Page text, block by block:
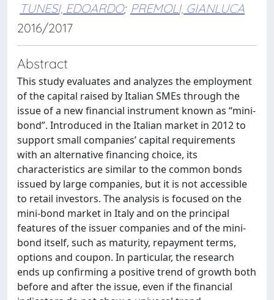
TUNESI, EDOARDO; PREMOLI, GIANLUCA
2016/2017
Abstract
This study evaluates and analyzes the employment
of the capital raised by Italian SMEs through the
issue of a new financial instrument known as “mini-
bond”. Introduced in the Italian market in 2012 to
support small companies’ capital requirements
with an alternative financing choice, its
characteristics are similar to the common bonds
issued by large companies, but it is not accessible
to retail investors. The analysis is focused on the
mini-bond market in Italy and on the principal
features of the issuer companies and of the mini-
bond itself, such as maturity, repayment terms,
options and coupon. In particular, the research
ends up confirming a positive trend of growth both
before and after the issue, even if the financial